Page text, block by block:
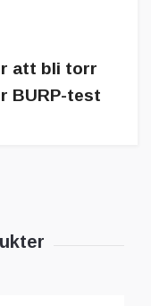
att bli torr
BURP-test